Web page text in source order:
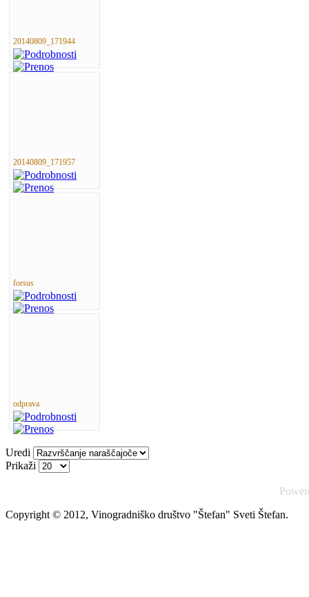
20140809_171944
20140809_171957
forsus
odprava
Uredi
Prikaži
Copyright © 2012, Vinogradniško društvo "Štefan" Sveti Štefan.